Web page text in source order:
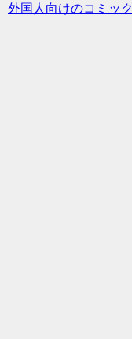
外国人向けのコミッ